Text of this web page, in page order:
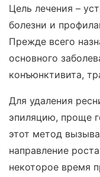
Цель лечения –
болезни и
Прежде всего
основного
конъюнктивита,
Для удаления
эпиляцию, проще
этот метод
направление
некоторое время